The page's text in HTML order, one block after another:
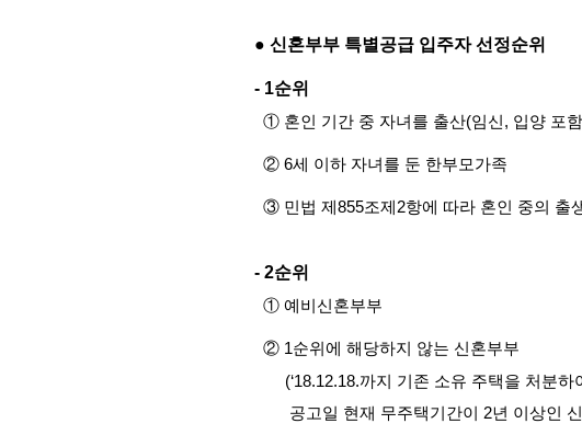
● 신혼부부 특별공급 입주자 선정순위
- 1순위
① 혼인 기간 중 자녀를 출산(임신, 입양 포
② 6세 이하 자녀를 둔 한부모가족
③ 민법 제855조제2항에 따라 혼인 중의 출
- 2순위
① 예비신혼부부
② 1순위에 해당하지 않는 신혼부부
(‘18.12.18.까지 기존 소유 주택을 처분하
공고일 현재 무주택기간이 2년 이상인 신